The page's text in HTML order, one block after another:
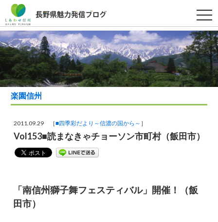
t
o
g
g
l
e
n
a
v
g
i
楽園信州
2011.09.29 ［■四季彩だより～信濃の国から～ ］
Vol153■読まなきゃチョーソン市町村（飯田市）
「南信州獅子舞フェスティバル」開催！（飯
田市）